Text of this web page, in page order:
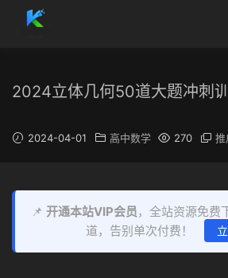
2024立体几何50道大题冲刺
2024-04-01 高中数学 270 推
📌 开通本站VIP会员，全站资源免费
道，告别单次付费！